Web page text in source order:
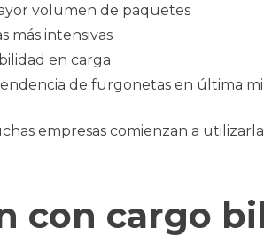
volumen de paquetes
más intensivas
en carga
de furgonetas en última
empresas comienzan a
con cargo